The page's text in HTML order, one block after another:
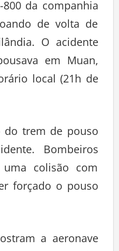
da companhia
de volta de
O acidente
em Muan,
local (21h de
do trem de pouso
Bombeiros
colisão com
forçado o pouso
a aeronave